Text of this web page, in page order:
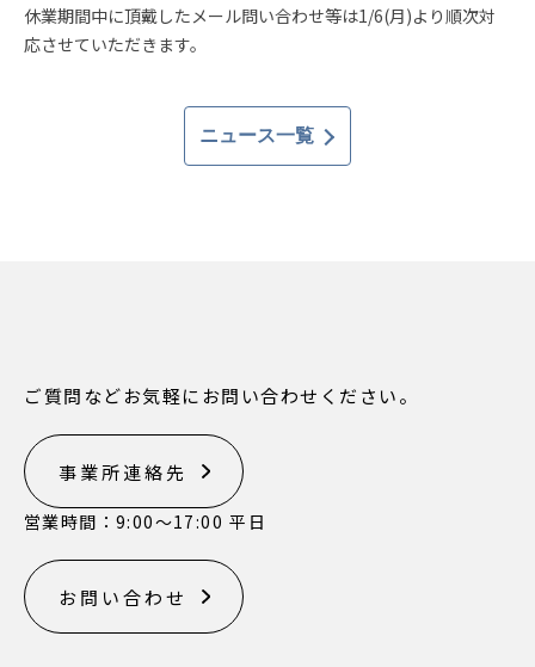
休業期間中に頂戴したメール問い合わせ等は1/6(月)より順次対
応させていただきます。
ニュース一覧
ご質問などお気軽にお問い合わせください。
事業所連絡先
営業時間：9:00〜17:00 平日
お問い合わせ